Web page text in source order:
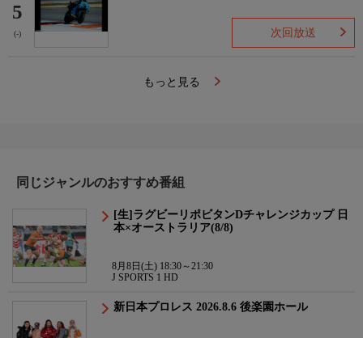
5
(-) 次回放送
もっと見る
同じジャンルのおすすめ番組
[生]ラグビーリポビタンDチャレンジカップ 日
本×オーストラリア(8/8)
8月8日(土) 18:30～21:30
J SPORTS 1 HD
新日本プロレス 2026.8.6 後楽園ホール